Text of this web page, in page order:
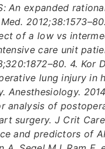
An expanded
of a low vs
care unit
4. Kor
lung injury in
analysis of
surgery. J Crit
and predictors of